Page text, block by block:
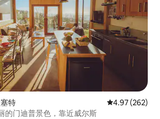
特 平均评分 4.97
4.97 (262)
的门迪普景色，靠近威尔斯